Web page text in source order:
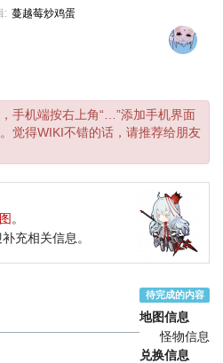
: 蔓越莓炒鸡蛋
手机端按右上角“…”添加手机界面
觉得WIKI不错的话，请推荐给朋友
。
充相关信息。
待完成的内容
地图信息
怪物信息
兑换信息